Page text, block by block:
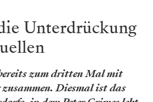
Unterdrückung
zum dritten Mal mit
Diesmal ist das